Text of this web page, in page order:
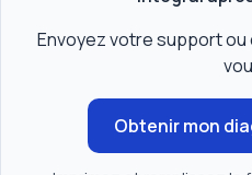
Envoyez votre support
Obtenir mon